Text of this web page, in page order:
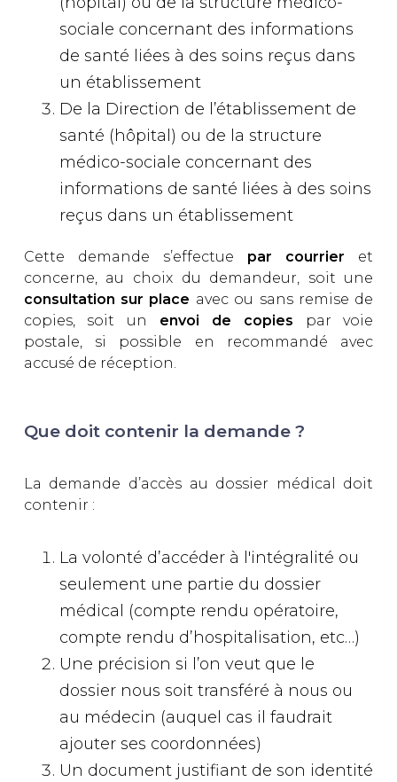
sociale concernant des informations
de santé liées à des soins reçus dans
un établissement
De la Direction de l’établissement de
santé (hôpital) ou de la structure
médico-sociale concernant des
informations de santé liées à des soins
reçus dans un établissement
Cette demande s’effectue par courrier et
concerne, au choix du demandeur, soit une
consultation sur place avec ou sans remise de
copies, soit un envoi de copies par voie
postale, si possible en recommandé avec
accusé de réception.
Que doit contenir la demande ?
La demande d’accès au dossier médical doit
contenir :
La volonté d’accéder à l'intégralité ou
seulement une partie du dossier
médical (compte rendu opératoire,
compte rendu d’hospitalisation, etc…)
Une précision si l’on veut que le
dossier nous soit transféré à nous ou
au médecin (auquel cas il faudrait
ajouter ses coordonnées)
Un document justifiant de son identité